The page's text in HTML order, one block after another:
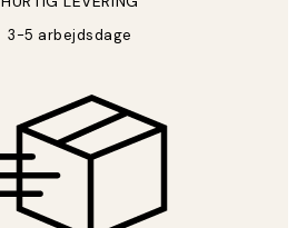
3-5 arbejdsdage